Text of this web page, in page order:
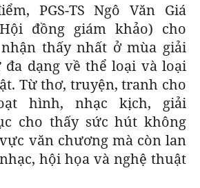
PGS-TS Ngô Văn Giá
đồng giám khảo) cho
thấy nhất ở mùa giải
đa dạng về thể loại và loại
Từ thơ, truyện, tranh cho
hình, nhạc kịch, giải
cho thấy sức hút không
văn chương mà còn lan
hội họa và nghệ thuật